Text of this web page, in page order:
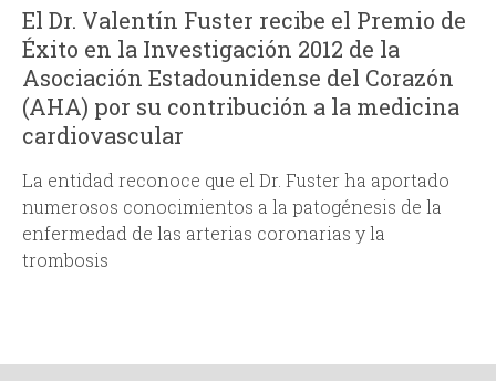
El Dr. Valentín Fuster recibe el Premio de
Éxito en la Investigación 2012 de la
Asociación Estadounidense del Corazón
(AHA) por su contribución a la medicina
cardiovascular
La entidad reconoce que el Dr. Fuster ha aportado
numerosos conocimientos a la patogénesis de la
enfermedad de las arterias coronarias y la
trombosis